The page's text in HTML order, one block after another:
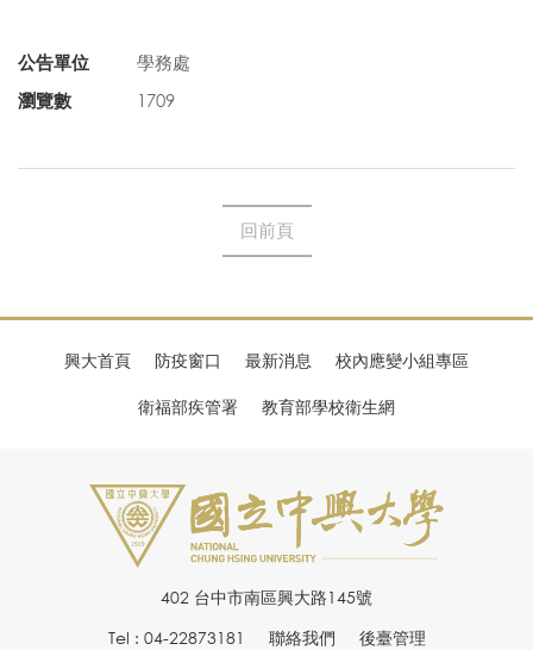
公告單位
學務處
瀏覽數
1709
回前頁
興大首頁 防疫窗口 最新消息 校內應變小組專區
衛福部疾管署 教育部學校衛生網
402 台中市南區興大路145號
Tel : 04-22873181
聯絡我們 後臺管理